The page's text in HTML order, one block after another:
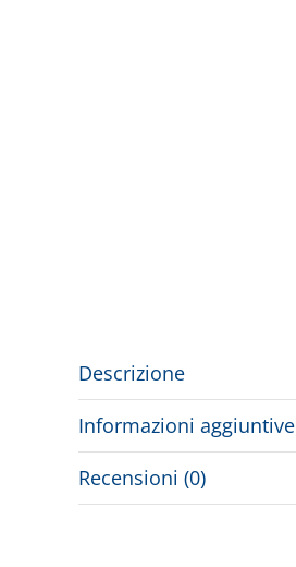
Descrizione
Informazioni aggiuntive
Recensioni (0)